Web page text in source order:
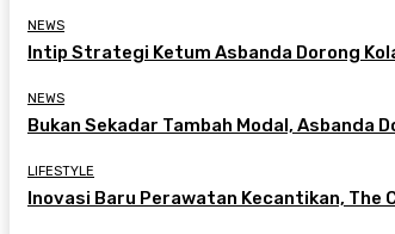
NEWS
Intip Strategi Ketum Asbanda Dorong
NEWS
Bukan Sekadar Tambah Modal, Asbanda
LIFESTYLE
Inovasi Baru Perawatan Kecantikan, The